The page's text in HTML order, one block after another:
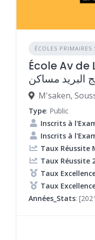
ÉCOLES PRIMAIRES
École Av de
البريد مساكن
M'saken,
Type: Public
Inscrits à
Inscrits à
Taux Réussite
Taux Réussite
Taux
Taux
Années_Stats: